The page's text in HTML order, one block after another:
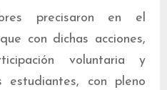
precisaron en el
con dichas acciones,
voluntaria y
con pleno